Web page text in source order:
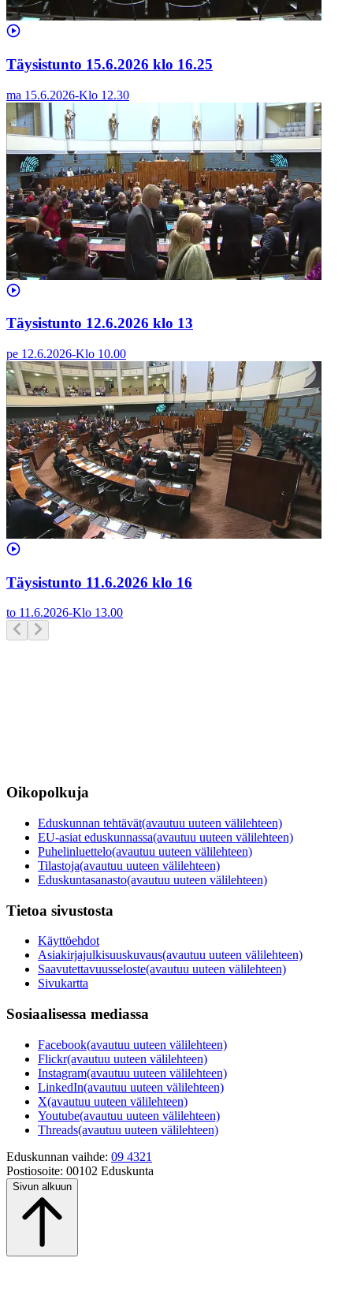
Täysistunto 15.6.2026 klo 16.25
ma 15.6.2026-Klo 12.30
Täysistunto 12.6.2026 klo 13
pe 12.6.2026-Klo 10.00
Täysistunto 11.6.2026 klo 16
to 11.6.2026-Klo 13.00
Oikopolkuja
Eduskunnan tehtävät(avautuu uuteen välilehteen)
EU-asiat eduskunnassa(avautuu uuteen välilehteen)
Puhelinluettelo(avautuu uuteen välilehteen)
Tilastoja(avautuu uuteen välilehteen)
Eduskuntasanasto(avautuu uuteen välilehteen)
Tietoa sivustosta
Käyttöehdot
Asiakirjajulkisuuskuvaus(avautuu uuteen välilehteen)
Saavutettavuusseloste(avautuu uuteen välilehteen)
Sivukartta
Sosiaalisessa mediassa
Facebook(avautuu uuteen välilehteen)
Flickr(avautuu uuteen välilehteen)
Instagram(avautuu uuteen välilehteen)
LinkedIn(avautuu uuteen välilehteen)
X(avautuu uuteen välilehteen)
Youtube(avautuu uuteen välilehteen)
Threads(avautuu uuteen välilehteen)
Eduskunnan vaihde: 09 4321
Postiosoite: 00102 Eduskunta
Sivun alkuun